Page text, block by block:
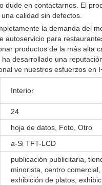
dude en contactarnos. El
calidad sin defectos.
la demanda del
autoservicio para
productos de la más alta
desarrollado una
ve nuestros esfuerzos en
Interior
24
hoja de datos, Foto, Otro
a-Si TFT-LCD
publicación publicitaria,
minorista, centro comercial,
exhibición de platos,